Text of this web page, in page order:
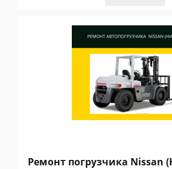
Ремонт погрузчика Nissan